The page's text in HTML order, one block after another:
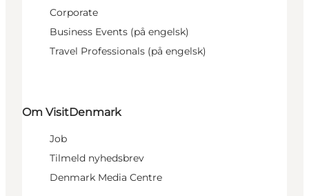
Corporate
Business Events (på engelsk)
Travel Professionals (på engelsk)
Om VisitDenmark
Job
Tilmeld nyhedsbrev
Denmark Media Centre